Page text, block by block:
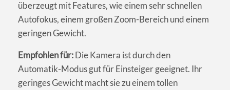
überzeugt mit Features, wie einem sehr schnellen
Autofokus, einem großen Zoom-Bereich und einem
geringen Gewicht.
Empfohlen für:Die Kamera ist durch den
Automatik-Modus gut für Einsteiger geeignet. Ihr
geringes Gewicht macht sie zu einem tollen